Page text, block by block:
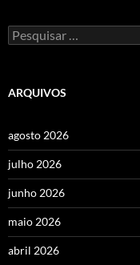
Pesquisar
por:
ARQUIVOS
agosto 2026
julho 2026
junho 2026
maio 2026
abril 2026